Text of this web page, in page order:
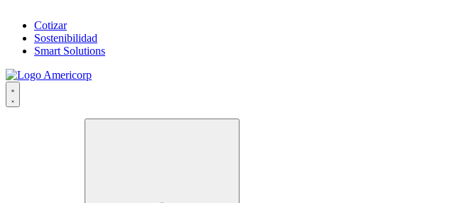
Cotizar
Sostenibilidad
Smart Solutions